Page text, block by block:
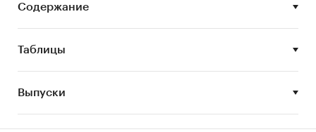
6. Финансово-хозяйственная деятельность
участников рынка алюминиевого профиля в
России.
Объект исследования
Рынок алюминиевого профиля в России.
Содержание
Таблицы
Выпуски